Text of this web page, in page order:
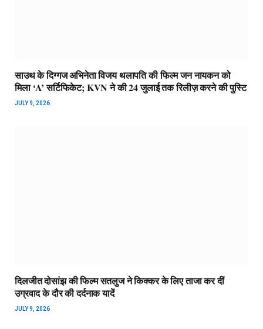
साउथ के दिग्गज अभिनेता विजय थलापति की फिल्म जन नायकन को
मिला ‘A’ सर्टिफिकेट; KVN ने की 24 जुलाई तक रिलीज़ करने की पुस्टि
JULY 9, 2026
दिलजीत दोसांझ की फिल्म सतलुज ने किक्कर के लिए ताजा कर दीं
उग्रवाद के दौर की दर्दनाक यादें
JULY 9, 2026